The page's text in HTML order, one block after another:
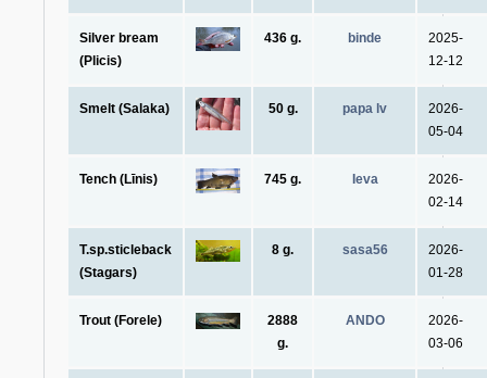
Silver bream
(Plicis)
436 g. binde
2025-
12-12
Smelt (Salaka) 50 g. papa lv
2026-
05-04
Tench (Līnis) 745 g. Ieva
2026-
02-14
T.sp.sticleback
(Stagars)
8 g. sasa56
2026-
01-28
Trout (Forele)
2888
g.
ANDO
2026-
03-06